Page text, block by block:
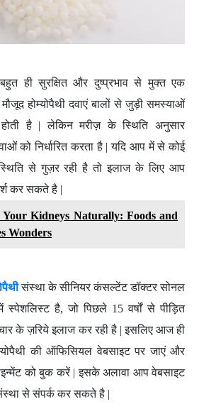
ही सुरक्षित और दुष्प्रभाव से मुक्त एक
होम्योपैथी दवाएं बालों से जुड़ी समस्याओं
है | लेकिन मरीज़ के स्थिति अनुसार
को निर्धारित करता है | यदि आप में से कोई
से गुज़र रही है तो इलाज के लिए आप
कर सकते है |
Your Kidneys Naturally: Foods and
Wonders
संस्था के सीनियर कंसल्टेंट डॉक्टर सोनल
स्पेशलिस्ट है, जो पिछले 15 वर्षों से पीड़ित
के ज़रिये इलाज कर रही है | इसलिए आज ही
की ऑफिसियल वेबसाइट पर जाएं और
को बुक करें | इसके अलावा आप वेबसाइट
संस्था से संपर्क कर सकते है |